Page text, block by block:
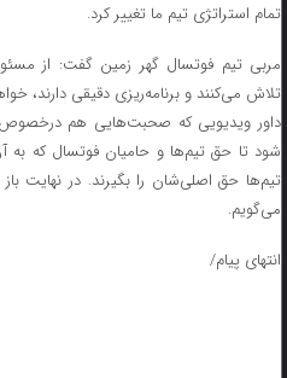
تمام استراتژی تیم ما تغییر کرد.
مربی تیم فوتسال گهر زمین گفت: از
تلاش می‌کنند و برنامه‌ریزی دقیقی دارند،
داور ویدیویی که صحبت‌هایی هم
شود تا حق تیم‌ها و حامیان فوتسال که به
تیم‌ها حق اصلی‌شان را بگیرند. در نهایت
می‌گویم.
انتهای پیام/